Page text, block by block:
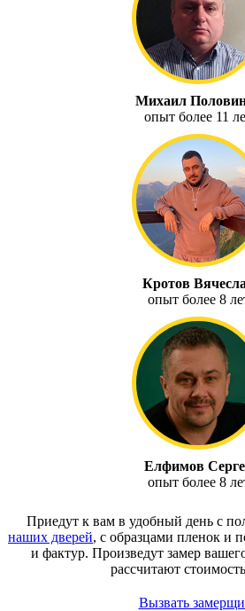
Михаил
опыт более 11
Кротов
опыт более 8
Елфимов
опыт более 8
Приедут к вам в удобный день с
наших дверей, с образцами пленок и
и фактур. Произведут замер
рассчитают
Вызвать